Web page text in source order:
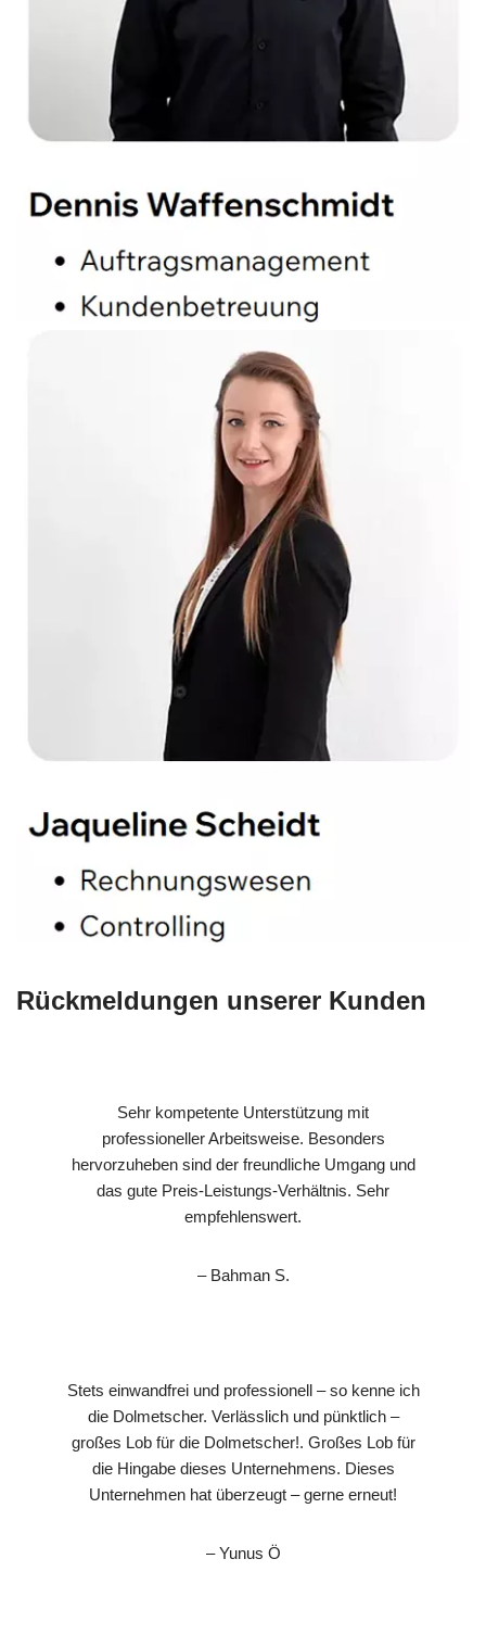
Rückmeldungen unserer Kunden
Sehr kompetente Unterstützung mit
professioneller Arbeitsweise. Besonders
hervorzuheben sind der freundliche Umgang und
das gute Preis-Leistungs-Verhältnis. Sehr
empfehlenswert.
– Bahman S.
Stets einwandfrei und professionell – so kenne ich
die Dolmetscher. Verlässlich und pünktlich –
großes Lob für die Dolmetscher!. Großes Lob für
die Hingabe dieses Unternehmens. Dieses
Unternehmen hat überzeugt – gerne erneut!
– Yunus Ö